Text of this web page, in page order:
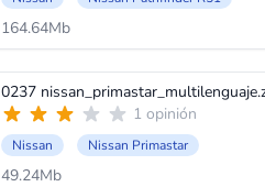
164.64Mb
0237
1 opinión
Nissan Nissan Primastar
49.24Mb